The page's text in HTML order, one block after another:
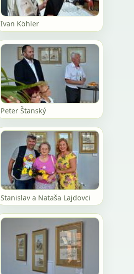
Ivan Köhler
Peter Štanský
Stanislav a Nataša Lajdovci